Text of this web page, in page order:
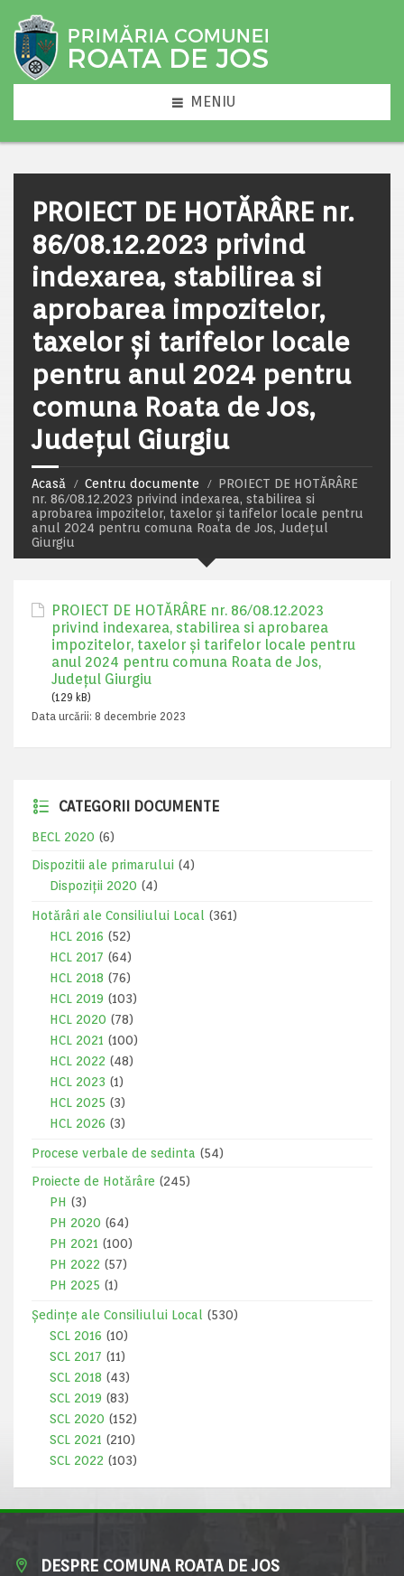
MENIU
PROIECT DE HOTĂRÂRE nr.
86/08.12.2023 privind
indexarea, stabilirea si
aprobarea impozitelor,
taxelor și tarifelor locale
pentru anul 2024 pentru
comuna Roata de Jos,
Județul Giurgiu
Acasă Centru documente
PROIECT DE HOTĂRÂRE
nr. 86/08.12.2023 privind indexarea, stabilirea si
aprobarea impozitelor, taxelor și tarifelor locale pentru
anul 2024 pentru comuna Roata de Jos, Județul
Giurgiu
PROIECT DE HOTĂRÂRE nr. 86/08.12.2023
privind indexarea, stabilirea si aprobarea
impozitelor, taxelor și tarifelor locale pentru
anul 2024 pentru comuna Roata de Jos,
Județul Giurgiu
(129 kB)
Data urcării: 8 decembrie 2023
CATEGORII DOCUMENTE
BECL 2020 (6)
Dispozitii ale primarului (4)
Dispoziții 2020 (4)
Hotărâri ale Consiliului Local
(361)
HCL 2016 (52)
HCL 2017 (64)
HCL 2018 (76)
HCL 2019 (103)
HCL 2020 (78)
HCL 2021 (100)
HCL 2022 (48)
HCL 2023 (1)
HCL 2025 (3)
HCL 2026 (3)
Procese verbale de sedinta (54)
Proiecte de Hotărâre (245)
PH (3)
PH 2020 (64)
PH 2021 (100)
PH 2022 (57)
PH 2025 (1)
Ședințe ale Consiliului Local
(530)
SCL 2016 (10)
SCL 2017 (11)
SCL 2018 (43)
SCL 2019 (83)
SCL 2020 (152)
SCL 2021 (210)
SCL 2022 (103)
DESPRE COMUNA ROATA DE JOS